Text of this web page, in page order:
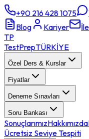
+90 216 428 1075
Blog
Kariyer
TP
TestPrepTÜRKİYE
Özel Ders & Kurslar
Fiyatlar
Deneme Sınavları
Soru Bankası
SonuçlarımızHakkımızda
Ücretsiz Seviye Tespiti